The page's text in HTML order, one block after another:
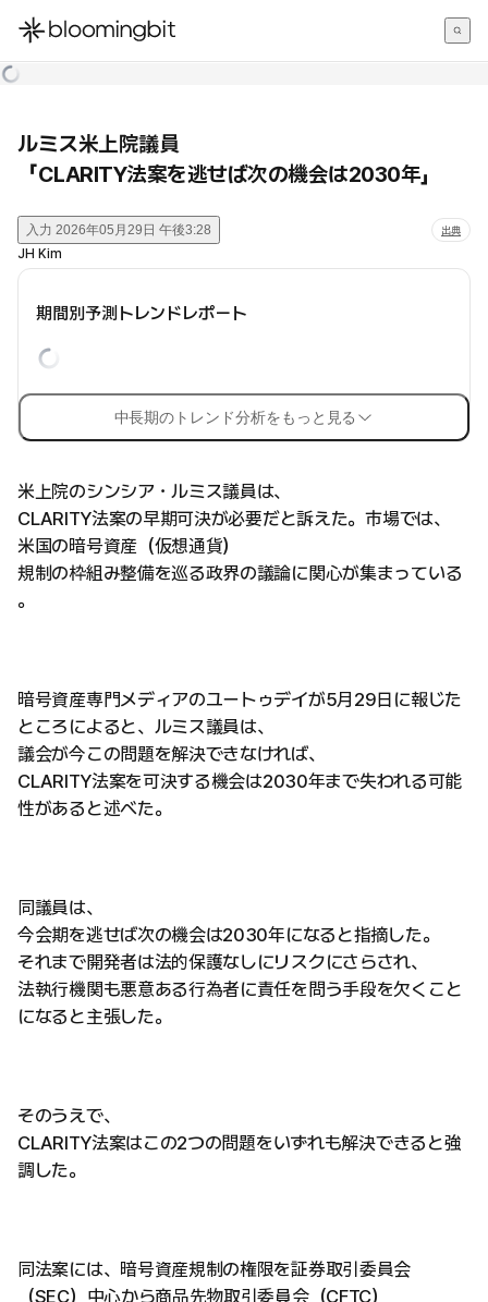
한국어
ルミス米上院議員
「CLARITY法案を逃せば次の機会は2030年」
入力 2026年05月29日 午後3:28 出典
JH Kim
期間別予測トレンドレポート
中長期のトレンド分析をもっと見る
米上院のシンシア・ルミス議員は、
CLARITY法案の早期可決が必要だと訴えた。市場では、
米国の暗号資産（仮想通貨）
規制の枠組み整備を巡る政界の議論に関心が集まっている
。
暗号資産専門メディアのユートゥデイが5月29日に報じた
ところによると、ルミス議員は、
議会が今この問題を解決できなければ、
CLARITY法案を可決する機会は2030年まで失われる可能
性があると述べた。
同議員は、
今会期を逃せば次の機会は2030年になると指摘した。
それまで開発者は法的保護なしにリスクにさらされ、
法執行機関も悪意ある行為者に責任を問う手段を欠くこと
になると主張した。
そのうえで、
CLARITY法案はこの2つの問題をいずれも解決できると強
調した。
同法案には、暗号資産規制の権限を証券取引委員会
（SEC）中心から商品先物取引委員会（CFTC）